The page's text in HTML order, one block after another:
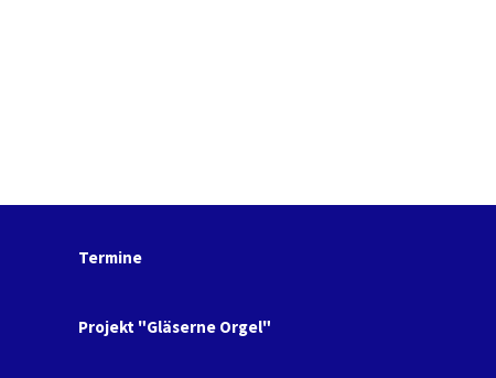
Termine
Projekt "Gläserne Orgel"